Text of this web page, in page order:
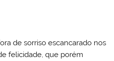
de sorriso escancarado nos
felicidade, que porém